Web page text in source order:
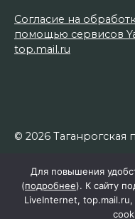
Согласие на
помощью сервисов
top.mail.ru
© 2026 Таганрогская
Для повышения
(подробнее). К сайту
LiveInternet,